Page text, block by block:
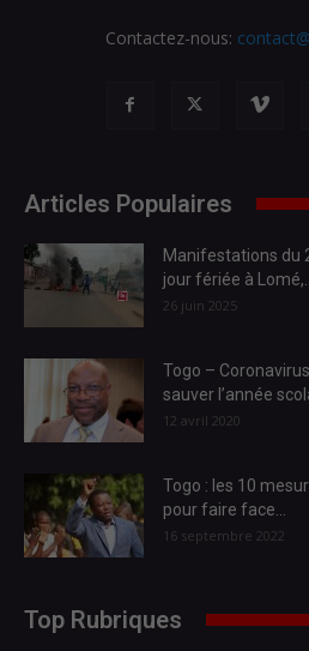
Contactez-nous:
Articles Populaires
Manifestations du
jour fériée à Lomé,...
26 juin 2025
Togo –
sauver l’année
12 avril 2020
Togo : les 10
pour faire face...
16 septembre 2022
Top Rubriques